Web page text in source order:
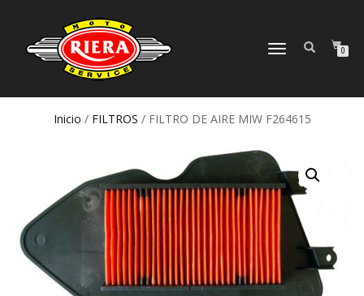
CAMBIAR
0
Inicio / FILTROS / FILTRO DE AIRE MIW F264615